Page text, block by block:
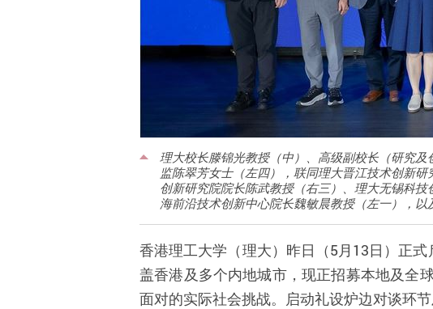
理大校长滕锦光教授（中）、高级副校长（研究
监陈翠芳女士（左四），联同理大晋江技术创新
创新研究院院长陈武教授（右三）、理大无锡科
海前沿技术创新中心院长魏敏晨教授（左一），
香港理工大学（理大）昨日（5月 13日）正
盖香港及多个内地城市，现正招募本地及全
面对的实际社会挑战。启动礼设炉边对谈环